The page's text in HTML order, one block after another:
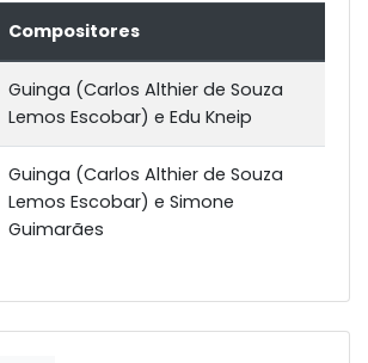
Compositores
Guinga (Carlos Althier de Souza
Lemos Escobar) e Edu Kneip
Guinga (Carlos Althier de Souza
Lemos Escobar) e Simone
Guimarães